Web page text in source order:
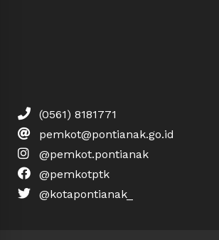
(0561) 8181771
pemkot@pontianak.go.id
@pemkot.pontianak
@pemkotptk
@kotapontianak_